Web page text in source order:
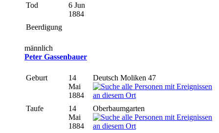
Tod
6 Jun
1884
Beerdigung
männlich
Peter Gassenbauer
Geburt
14
Mai
1884
Deutsch Moliken 47
Taufe
14
Mai
1884
Oberbaumgarten